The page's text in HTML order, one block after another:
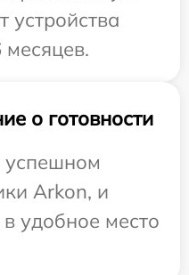
устройства
о готовности
Arkon, и
удобное место